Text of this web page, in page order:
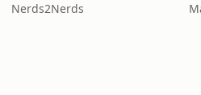
Nerds2Nerds